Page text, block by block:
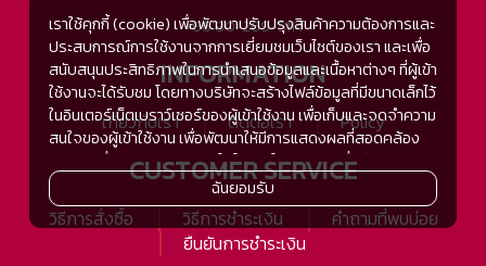
+66 80-269-5114
INFORMATION
เกี่ยวกับเรา ติดต่อเรา Policy
CUSTOMER SERVICE
วิธีการสั่งซื้อ วิธีการชำระเงิน
คำถามที่พบบ่อย
ยืนยันการชำระเงิน
เราใช้คุกกี้ (cookie) เพื่อพัฒนาปรับปรุงสินค้าความต้องการและ
ประสบการณ์การใช้งานจากการเยี่ยมชมเว็บไซต์ของเรา และเพื่อ
สนับสนุนประสิทธิภาพในการนำเสนอข้อมูลและเนื้อหาต่างๆ ที่ผู้เข้า
ใช้งานจะได้รับชม โดยทางบริษัทจะสร้างไฟล์ข้อมูลที่มีขนาดเล็กไว้
ในอินเตอร์เน็ตเบราว์เซอร์ของผู้เข้าใช้งาน เพื่อเก็บและจดจำความ
สนใจของผู้เข้าใช้งาน เพื่อพัฒนาให้มีการแสดงผลที่สอดคล้อง
กับความชื่นชอบและความสนใจในการใช้งาน และเพื่อพัฒนา
ประสิทธิภาพในการแสดงผลของข้อมูล รวมถึงเพื่ออำนวยความ
สะดวกในการให้บริการต่างๆ ภายในเว็บไซต์ของเรา และเมื่อผู้เข้า
ใช้งานกลับมาเยี่ยมชม หรือกลับเข้ามาใช้บริการในครั้งต่อไป แต่
การเก็บข้อมูลด้วยคุกกี้จะไม่ระบุตัวตนของผู้เข้าใช้งาน
ฉันยอมรับ